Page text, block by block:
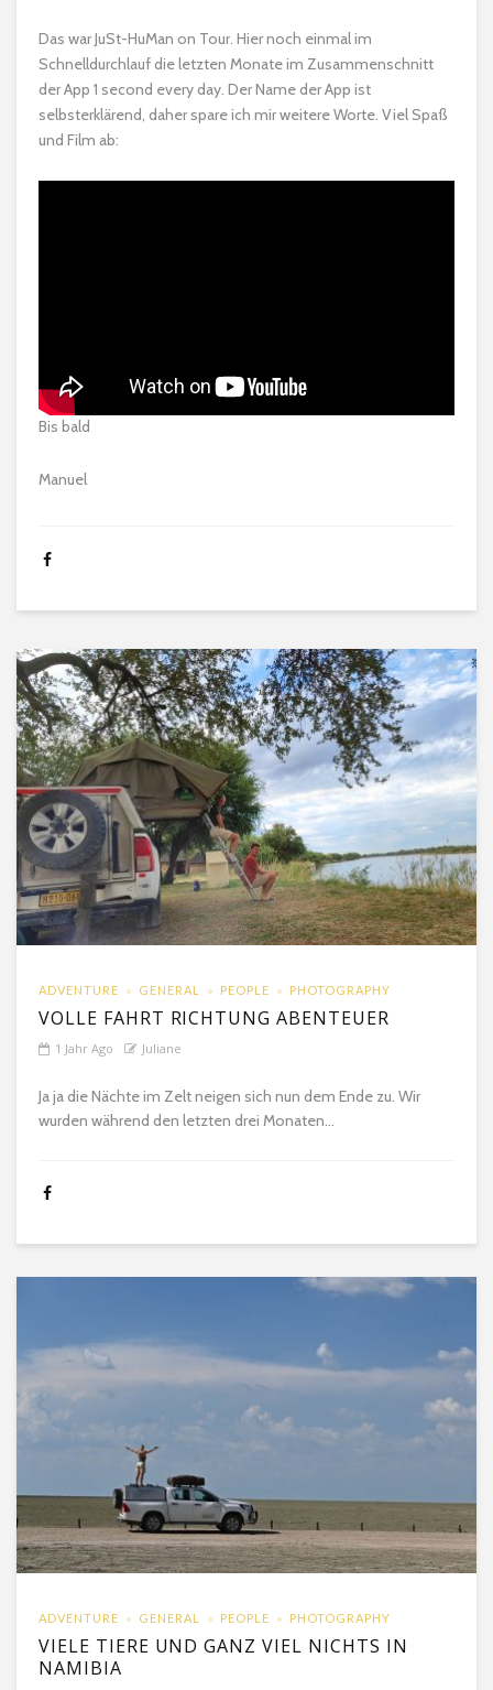
Das war JuSt-HuMan on Tour. Hier noch einmal im
Schnelldurchlauf die letzten Monate im Zusammenschnitt
der App 1 second every day. Der Name der App ist
selbsterklärend, daher spare ich mir weitere Worte. Viel Spaß
und Film ab:
Bis bald
Manuel
ADVENTURE GENERAL PEOPLE PHOTOGRAPHY
VOLLE FAHRT RICHTUNG ABENTEUER
1 Jahr Ago Juliane
Ja ja die Nächte im Zelt neigen sich nun dem Ende zu. Wir
wurden während den letzten drei Monaten...
ADVENTURE GENERAL PEOPLE PHOTOGRAPHY
VIELE TIERE UND GANZ VIEL NICHTS IN
NAMIBIA